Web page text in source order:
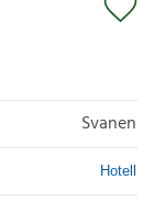
Svanen
Hotell